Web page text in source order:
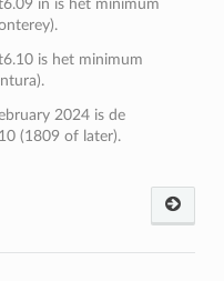
in is het minimum
is het minimum
2024 is de
(1809 of later).